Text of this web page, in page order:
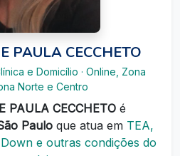
PAULA CECCHETO
e Domicílio · Online, Zona
Norte e Centro
PAULA CECCHETO é
Pauloque atua em TEA,
e outras condições do